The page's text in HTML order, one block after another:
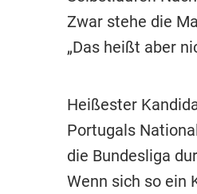
Zwar stehe die
„Das heißt aber
Heißester
Portugals
die Bundesliga
Wenn sich so ein